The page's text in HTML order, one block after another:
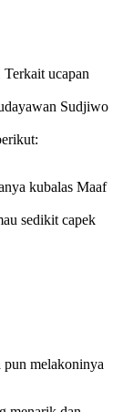
ucapan
Sudjiwo
kubalas Maaf
sedikit capek
melakoninya